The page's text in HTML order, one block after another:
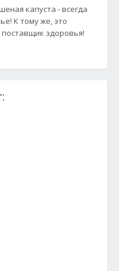
капуста - всегда
К тому же, это
здоровья!